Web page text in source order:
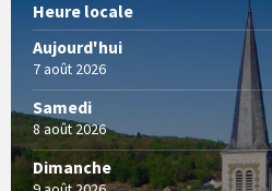
Heure locale
Aujourd'hui
7 août 2026
Samedi
8 août 2026
Dimanche